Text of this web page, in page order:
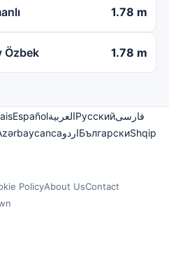
1.78 m
Özbek 1.78 m
EspañolالعربيةРусскийفارسی
اردوБългарскиShqip
PolicyAbout UsContact